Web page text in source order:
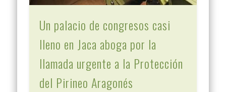
Un palacio de congresos casi
lleno en Jaca aboga por la
llamada urgente a la Protección
del Pirineo Aragonés